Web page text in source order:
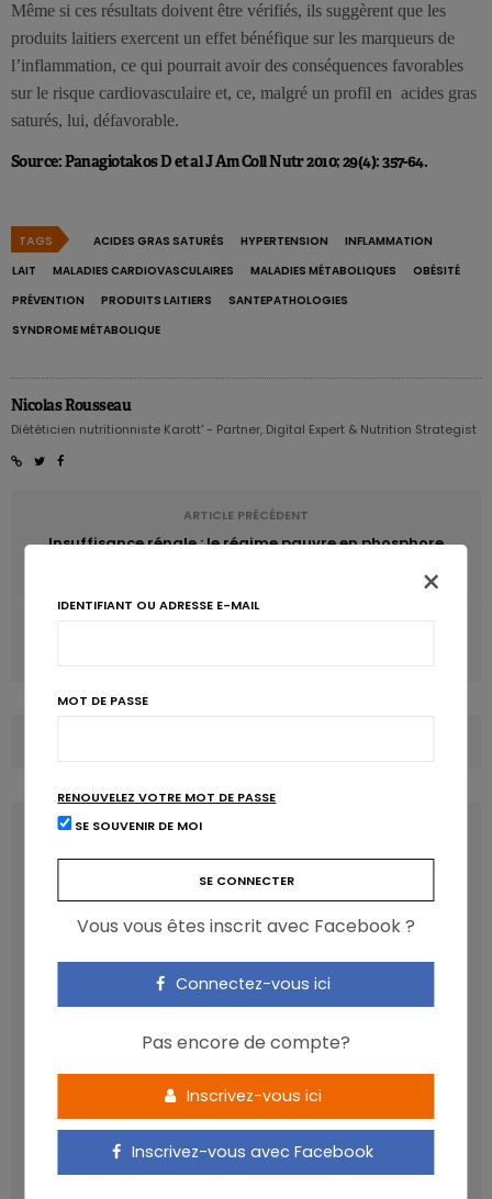
Même si ces résultats doivent être vérifiés, ils suggèrent que les
produits laitiers exercent un effet bénéfique sur les marqueurs de
l’inflammation, ce qui pourrait avoir des conséquences favorables
sur le risque cardiovasculaire et, ce, malgré un profil en acides gras
saturés, lui, défavorable.
Source: Panagiotakos D et al J Am Coll Nutr 2010; 29(4): 357-64.
TAGS ACIDES GRAS SATURÉS HYPERTENSION
INFLAMMATION
LAIT
MALADIES CARDIOVASCULAIRES MALADIES MÉTABOLIQUES
OBÉSITÉ
PRÉVENTION
PRODUITS LAITIERS
SANTEPATHOLOGIES
SYNDROME MÉTABOLIQUE
Nicolas Rousseau
Diététicien nutritionniste Karott' - Partner, Digital Expert & Nutrition Strategist
ARTICLE PRÉCÉDENT
Insuffisance rénale : le régime pauvre en phosphore
ARTICLE SUIVANT
LATEST POSTS
Les anthocyanines bénéfiques pour la santé
cardiométabolique
×
IDENTIFIANT OU ADRESSE E-MAIL
MOT DE PASSE
RENOUVELEZ VOTRE MOT DE PASSE
SE SOUVENIR DE MOI
Vous vous êtes inscrit avec Facebook ?
Connectez-vous ici
Pas encore de compte?
Inscrivez-vous ici
Inscrivez-vous avec Facebook